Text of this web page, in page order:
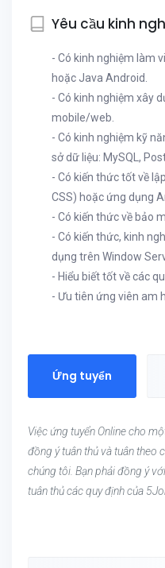
Yêu cầu kinh
- Có kinh nghiệm làm
hoặc Java Android.
- Có kinh nghiệm xây
mobile/web.
- Có kinh nghiệm kỹ
sở dữ liệu: MySQL,
- Có kiến thức tốt về
CSS) hoặc ứng dụng
- Có kiến thức về bảo
- Có kiến thức, kinh
dụng trên Window
- Hiểu biết tốt về các
- Ưu tiên ứng viên am
Ứng tuyển
Việc ứng tuyển Online cho
đồng ý tuân thủ và tuân theo
chúng tôi. Bạn phải đồng ý
tuân thủ các quy định của